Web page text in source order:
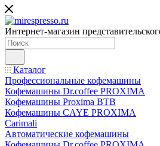
Интернет-магазин
Каталог
Профессиональные кофемашины
Кофемашины Dr.coffee PROXIMA
Кофемашины Proxima BTB
Кофемашины CAYE PROXIMA
Carimali
Автоматические кофемашины